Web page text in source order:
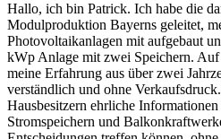
Hallo, ich bin Patrick. Ich habe die
Modulproduktion Bayerns geleitet,
Photovoltaikanlagen mit aufgebaut
kWp Anlage mit zwei Speichern.
meine Erfahrung aus über zwei
verständlich und ohne
Hausbesitzern ehrliche
Stromspeichern und